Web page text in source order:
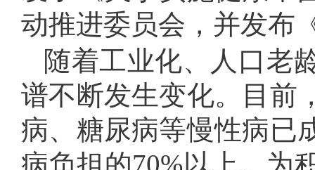
动推进委员会，并发布
随着工业化、人口老
谱不断发生变化。目前
病、糖尿病等慢性病已